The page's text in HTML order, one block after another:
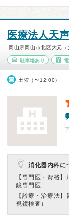
医療法人天
岡山県岡山市北区大元（
駐車場あり
土曜（〜12:00）
消化器内科に
【専門医・資格】
鏡専門医
【診療・治療法】
視鏡検査）